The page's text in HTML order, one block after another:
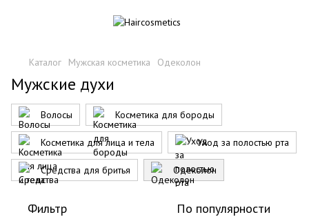
Каталог Мужская косметика Одеколон
Мужские духи
Волосы Косметика для бороды
Косметика для лица и тела Уход за полостью рта
Средства для бритья Одеколон
Фильтр По популярности